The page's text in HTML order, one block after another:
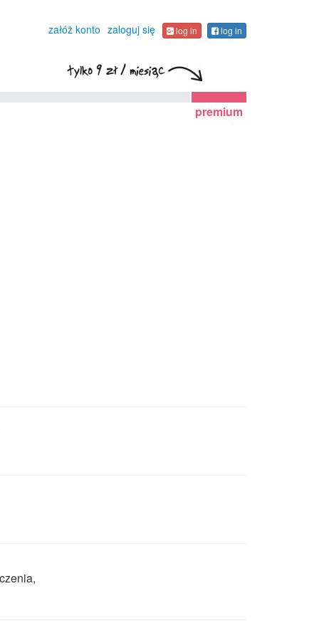
załóż konto zaloguj się log in log in
premium